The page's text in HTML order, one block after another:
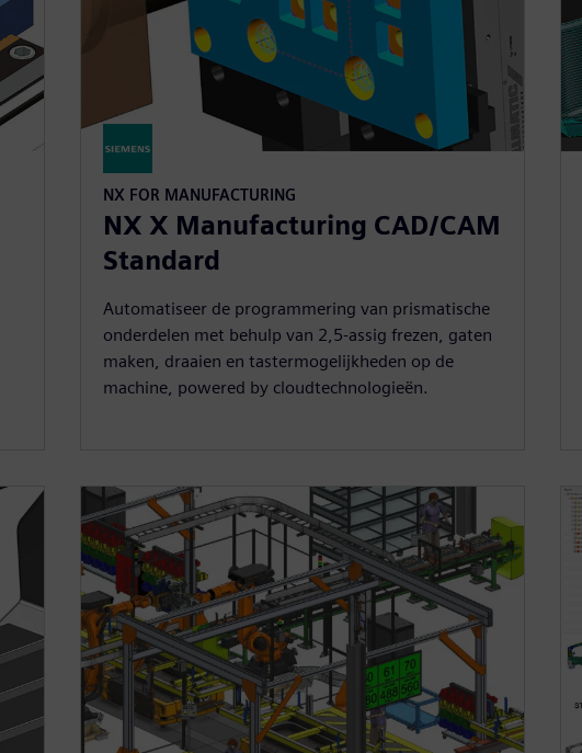
NX FOR MANUFACTURING
NX X Manufacturing CAD/CAM
Standard
Automatiseer de programmering van prismatische
onderdelen met behulp van 2,5-assig frezen, gaten
maken, draaien en tastermogelijkheden op de
machine, powered by cloudtechnologieën.